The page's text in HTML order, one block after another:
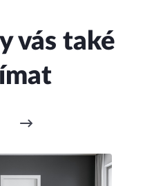
vás také